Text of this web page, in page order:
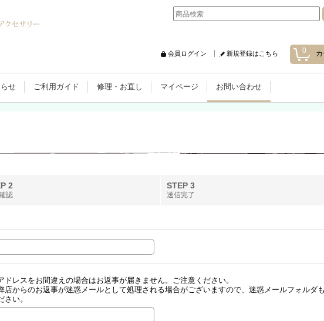
0
会員ログイン 新規登録はこちら
せ ご利用ガイド 修理・お直し マイページ お問い合わせ
2
認
STEP 3
送信完了
ドレスをお間違えの場合はお返事が届きません。ご注意ください。
店からのお返事が迷惑メールとして処理される場合がございますので、迷惑メールフォルダ
さい。